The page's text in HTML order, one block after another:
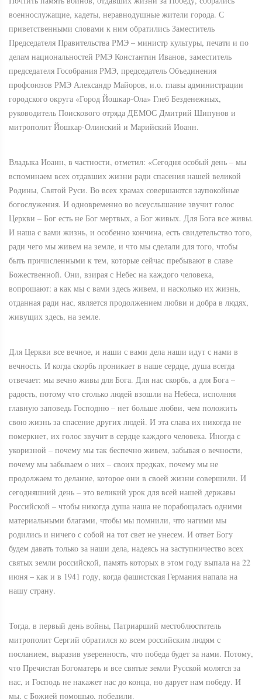
военнослужащие, кадеты, неравнодушные жители города. С
приветственными словами к ним обратились Заместитель
Председателя Правительства РМЭ – министр культуры, печати и по
делам национальностей РМЭ Константин Иванов, заместитель
председателя Гособрания РМЭ, председатель Объединения
профсоюзов РМЭ Александр Майоров, и.о. главы администрации
городского округа «Город Йошкар-Ола» Глеб Безденежных,
руководитель Поискового отряда ДЕМОС Дмитрий Шипунов и
митрополит Йошкар-Олинский и Марийский Иоанн.
Владыка Иоанн, в частности, отметил: «Сегодня особый день – мы
вспоминаем всех отдавших жизни ради спасения нашей великой
Родины, Святой Руси. Во всех храмах совершаются заупокойные
богослужения. И одновременно во всеуслышание звучит голос
Церкви – Бог есть не Бог мертвых, а Бог живых. Для Бога все живы.
И наша с вами жизнь, и особенно кончина, есть свидетельство того,
ради чего мы живем на земле, и что мы сделали для того, чтобы
быть причисленными к тем, которые сейчас пребывают в славе
Божественной. Они, взирая с Небес на каждого человека,
вопрошают: а как мы с вами здесь живем, и насколько их жизнь,
отданная ради нас, является продолжением любви и добра в людях,
живущих здесь, на земле.
Для Церкви все вечное, и наши с вами дела наши идут с нами в
вечность. И когда скорбь проникает в наше сердце, душа всегда
отвечает: мы вечно живы для Бога. Для нас скорбь, а для Бога –
радость, потому что столько людей взошли на Небеса, исполняя
главную заповедь Господню – нет больше любви, чем положить
свою жизнь за спасение других людей. И эта слава их никогда не
померкнет, их голос звучит в сердце каждого человека. Иногда с
укоризной – почему мы так беспечно живем, забывая о вечности,
почему мы забываем о них – своих предках, почему мы не
продолжаем то делание, которое они в своей жизни совершили. И
сегодняшний день – это великий урок для всей нашей державы
Российской – чтобы никогда душа наша не порабощалась одними
материальными благами, чтобы мы помнили, что нагими мы
родились и ничего с собой на тот свет не унесем. И ответ Богу
будем давать только за наши дела, надеясь на заступничество всех
святых земли российской, память которых в этом году выпала на 22
июня – как и в 1941 году, когда фашистская Германия напала на
нашу страну.
Тогда, в первый день войны, Патриарший местоблюститель
митрополит Сергий обратился ко всем российским людям с
посланием, выразив уверенность, что победа будет за нами. Потому,
что Пречистая Богоматерь и все святые земли Русской молятся за
нас, и Господь не накажет нас до конца, но дарует нам победу. И
мы, с Божией помощью, победили.